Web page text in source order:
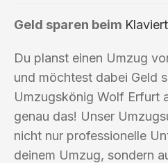
Geld sparen beim
Du planst einen Umzug
und möchtest dabei Geld
Umzugskönig Wolf Erfurt
genau das! Unser
nicht nur professionelle
deinem Umzug, sondern